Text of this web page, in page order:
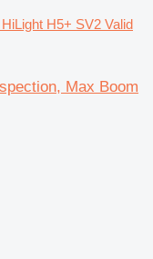
H5+ SV2 Valid
Max Boom